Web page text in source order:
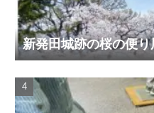
新発田城跡の桜の便